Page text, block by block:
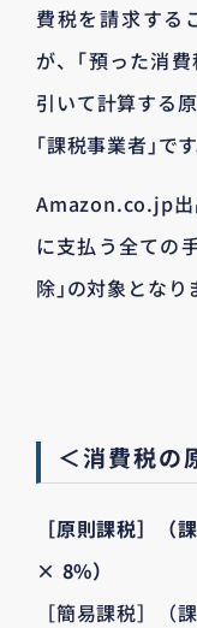
費税を請求する
が、｢預った消
引いて計算する
｢課税事業者｣で
Amazon.co.jp出
に支払う全ての
除｣の対象となり
＜消費税の
［原則課税］
× 8%）
［簡易課税］